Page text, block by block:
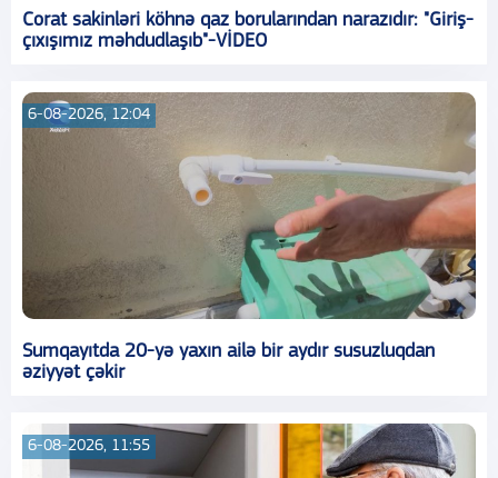
Corat sakinləri köhnə qaz borularından narazıdır: "Giriş-
çıxışımız məhdudlaşıb"-VİDEO
6-08-2026, 12:04
Sumqayıtda 20-yə yaxın ailə bir aydır susuzluqdan
əziyyət çəkir
6-08-2026, 11:55